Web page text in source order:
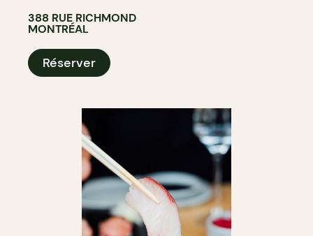
388 RUE RICHMOND
MONTRÉAL
Réserver